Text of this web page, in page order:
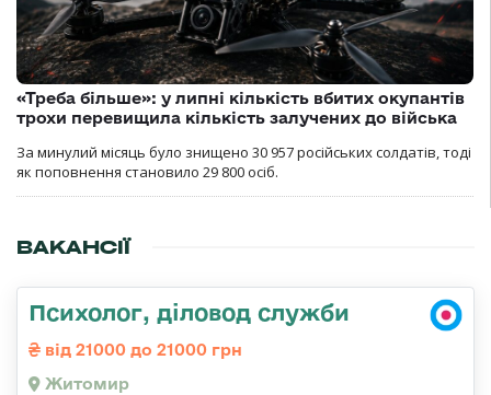
«Треба більше»: у липні кількість вбитих окупантів
трохи перевищила кількість залучених до війська
За минулий місяць було знищено 30 957 російських солдатів, тоді
як поповнення становило 29 800 осіб.
ВАКАНСІЇ
Психолог, діловод служби
від 21000 до 21000 грн
Житомир